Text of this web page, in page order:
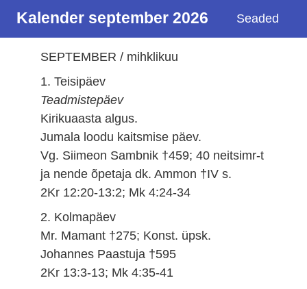
Kalender september 2026 Seaded
SEPTEMBER / mihklikuu
1. Teisipäev
Teadmistepäev
Kirikuaasta algus.
Jumala loodu kaitsmise päev.
Vg. Siimeon Sambnik †459; 40 neitsimr-t
ja nende õpetaja dk. Ammon †IV s.
2Kr 12:20-13:2; Mk 4:24-34
2. Kolmapäev
Mr. Mamant †275; Konst. üpsk.
Johannes Paastuja †595
2Kr 13:3-13; Mk 4:35-41